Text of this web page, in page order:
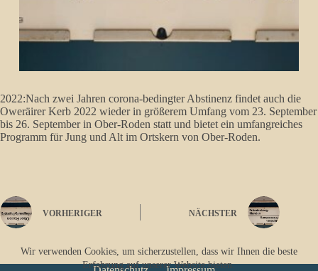
Wir verwenden Cookies, um sicherzustellen, dass wir Ihnen die beste
Erfahrung auf unserer Website bieten.
2022:Nach zwei Jahren corona-bedingter Abstinenz findet auch die
Oweräirer Kerb 2022 wieder in größerem Umfang vom 23. September
bis 26. September in Ober-Roden statt und bietet ein umfangreiches
Programm für Jung und Alt im Ortskern von Ober-Roden.
VORHERIGER NÄCHSTER